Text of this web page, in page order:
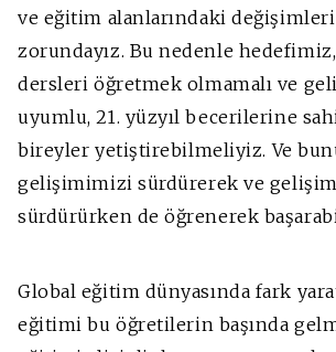
ve eğitim alanlarındaki
zorundayız. Bu nedenle
dersleri öğretmek olmamalı ve
uyumlu, 21. yüzyıl becerilerine
bireyler yetiştirebilmeliyiz. Ve
gelişimimizi sürdürerek ve
sürdürürken de öğrenerek
Global eğitim dünyasında fark
eğitimi bu öğretilerin başında